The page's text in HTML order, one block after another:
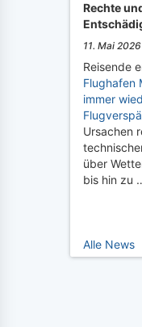
Rechte
11. Mai
Reisende
Flughafen
immer
Ursachen
über
bis hin zu
Alle News